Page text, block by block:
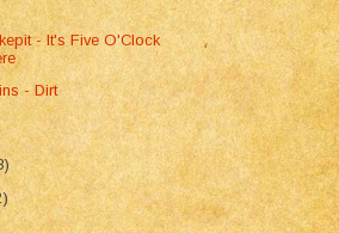
- It's Five O'Clock
- Dirt